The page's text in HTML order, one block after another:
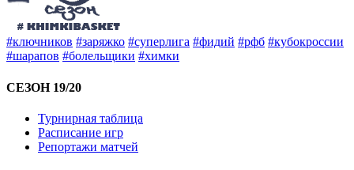
#ключников #заряжко #суперлига #фидий #рфб #кубокроссии
#шарапов #болельщики #химки
СЕЗОН 19/20
Турнирная таблица
Расписание игр
Репортажи матчей